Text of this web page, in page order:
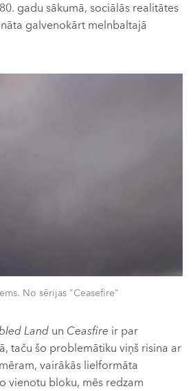
gadu sākumā, sociālās realitātes
galvenokārt melnbaltajā
No sērijas "Ceasefire"
Land un Ceasfire ir par
taču šo problemātiku viņš risina ar
vairākās lielformāta
vienotu bloku, mēs redzam